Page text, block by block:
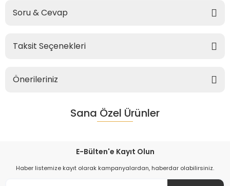
Soru & Cevap
Taksit Seçenekleri
Önerileriniz
Sana Özel Ürünler
E-Bülten'e Kayıt Olun
Haber listemize kayıt olarak kampanyalardan, haberdar olabilirsiniz.